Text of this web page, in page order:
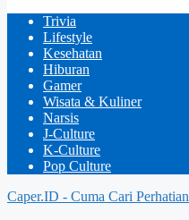
Trivia
Lifestyle
Kesehatan
Hiburan
Gamer
Wisata & Kuliner
Narsis
J-Culture
K-Culture
Pop Culture
Caper.ID - Cuma Cari Perhatian